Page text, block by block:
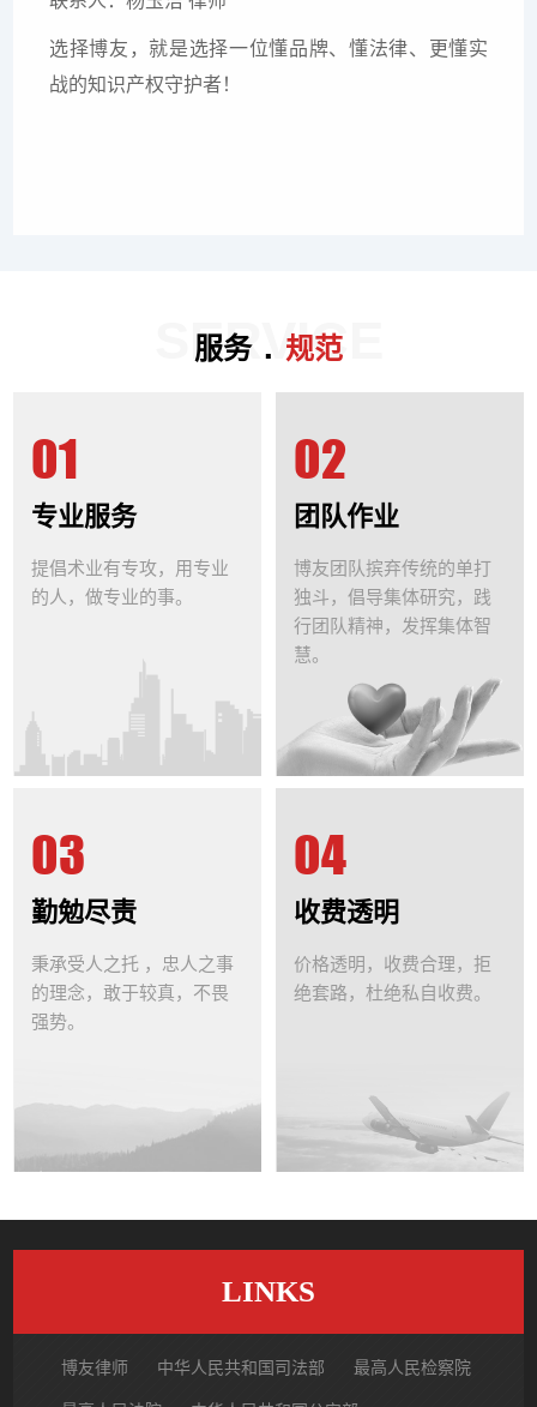
选择博友，就是选择一位懂品牌、懂法律、更懂实
战的知识产权守护者！
SERVICE
服务 . 规范
01
专业服务
提倡术业有专攻，用专业
的人，做专业的事。
02
团队作业
博友团队摈弃传统的单打
独斗，倡导集体研究，践
行团队精神，发挥集体智
慧。
03
勤勉尽责
秉承受人之托 ，忠人之事
的理念，敢于较真，不畏
强势。
04
收费透明
价格透明，收费合理，拒
绝套路，杜绝私自收费。
LINKS
博友律师 中华人民共和国司法部 最高人民检察院